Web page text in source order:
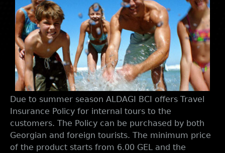
Due to summer season ALDAGI BCI offers Travel
Insurance Policy for internal tours to the
customers. The Policy can be purchased by both
Georgian and foreign tourists. The minimum price
of the product starts from 6.00 GEL and the